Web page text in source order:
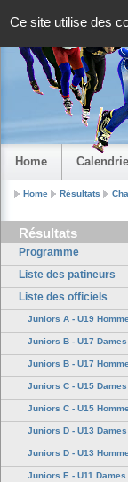
Ce site utilise des
Home
Home Résultats
Résultats
Programme
Liste des patineurs
Liste des officiels
Juniors A - U19
Juniors B - U17 Dames
Juniors B - U17
Juniors C - U15 Dames
Juniors C - U15
Juniors D - U13 Dames
Juniors D - U13
Juniors E - U11 Dames